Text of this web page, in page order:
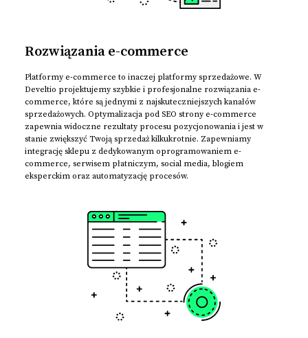
Rozwiązania e-commerce
Platformy e-commerce to inaczej platformy sprzedażowe. W
Develtio projektujemy szybkie i profesjonalne rozwiązania e-
commerce, które są jednymi z najskuteczniejszych kanałów
sprzedażowych. Optymalizacja pod SEO strony e-commerce
zapewnia widoczne rezultaty procesu pozycjonowania i jest w
stanie zwiększyć Twoją sprzedaż kilkukrotnie. Zapewniamy
integrację sklepu z dedykowanym oprogramowaniem e-
commerce, serwisem płatniczym, social media, blogiem
eksperckim oraz automatyzację procesów.